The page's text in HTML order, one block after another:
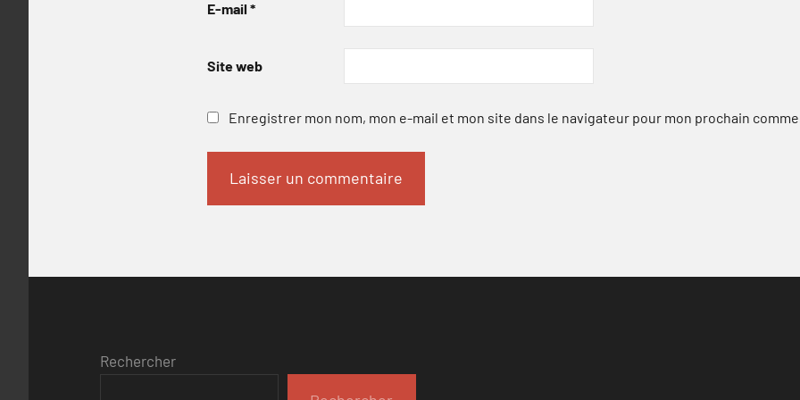
E-mail *
Site web
Enregistrer mon nom, mon e-mail et mon site dans le navigateur pour mon prochain
Rechercher